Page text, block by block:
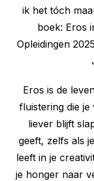
ik het tóch
boek: Eros
Opleidingen
Eros is de
fluistering die
liever blijft
geeft, zelfs als
leeft in je
je honger naar